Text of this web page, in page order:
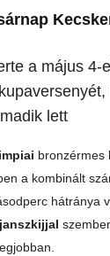
a május 4-
lett
bronzérmes
a kombinált
hátránya